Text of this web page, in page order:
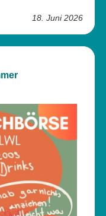
18. Juni 2026